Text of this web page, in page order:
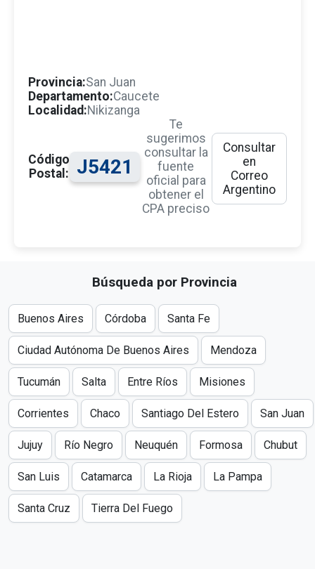
Provincia:San Juan
Departamento:Caucete
Localidad:Nikizanga
Código
Postal:
J5421
Te
sugerimos
consultar la
fuente
oficial para
obtener el
CPA preciso
Consultar
en
Correo
Argentino
Búsqueda por Provincia
Buenos Aires Córdoba Santa Fe
Ciudad Autónoma De Buenos Aires Mendoza
Tucumán Salta Entre Ríos Misiones
Corrientes Chaco Santiago Del Estero San Juan
Jujuy Río Negro Neuquén Formosa Chubut
San Luis Catamarca La Rioja La Pampa
Santa Cruz Tierra Del Fuego